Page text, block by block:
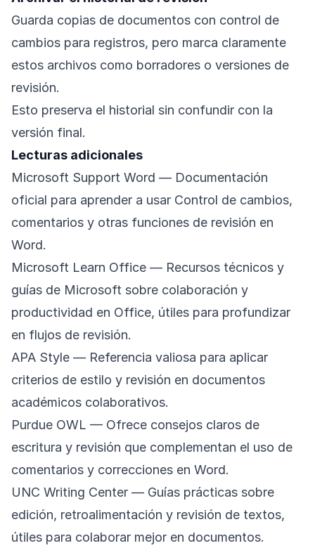
Guarda copias de documentos con control de
cambios para registros, pero marca claramente
estos archivos como borradores o versiones de
revisión.
Esto preserva el historial sin confundir con la
versión final.
Lecturas adicionales
Microsoft Support Word — Documentación
oficial para aprender a usar Control de cambios,
comentarios y otras funciones de revisión en
Word.
Microsoft Learn Office — Recursos técnicos y
guías de Microsoft sobre colaboración y
productividad en Office, útiles para profundizar
en flujos de revisión.
APA Style — Referencia valiosa para aplicar
criterios de estilo y revisión en documentos
académicos colaborativos.
Purdue OWL — Ofrece consejos claros de
escritura y revisión que complementan el uso de
comentarios y correcciones en Word.
UNC Writing Center — Guías prácticas sobre
edición, retroalimentación y revisión de textos,
útiles para colaborar mejor en documentos.